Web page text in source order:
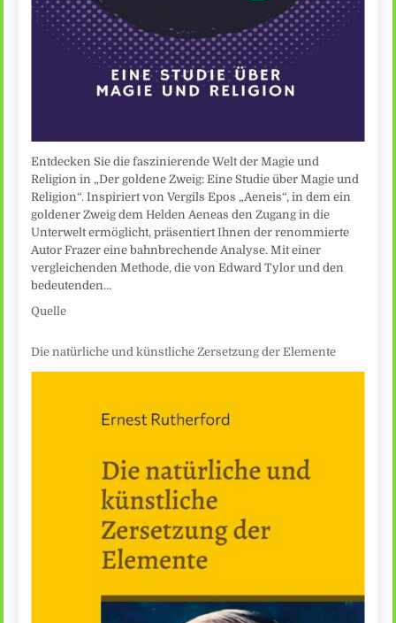
Entdecken Sie die faszinierende Welt der Magie und
Religion in „Der goldene Zweig: Eine Studie über Magie und
Religion“. Inspiriert von Vergils Epos „Aeneis“, in dem ein
goldener Zweig dem Helden Aeneas den Zugang in die
Unterwelt ermöglicht, präsentiert Ihnen der renommierte
Autor Frazer eine bahnbrechende Analyse. Mit einer
vergleichenden Methode, die von Edward Tylor und den
bedeutenden…
Quelle
Die natürliche und künstliche Zersetzung der Elemente